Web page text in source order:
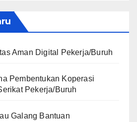
Aman Digital Pekerja/Buruh
Pembentukan Koperasi
Pekerja/Buruh
Galang Bantuan